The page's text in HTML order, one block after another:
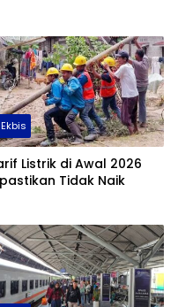
Ekbis
Listrik di Awal 2026
Tidak Naik